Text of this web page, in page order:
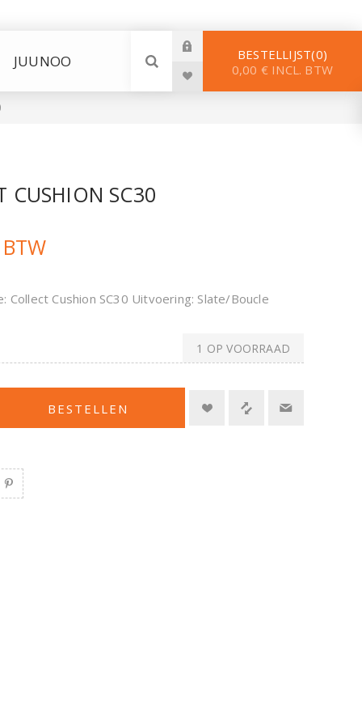
JUUNOO BESTELLIJST 0
0,00 € INCL. BTW
CUSHION SC30
Collect Cushion SC30 Uitvoering: Slate/Boucle
1 OP VOORRAAD